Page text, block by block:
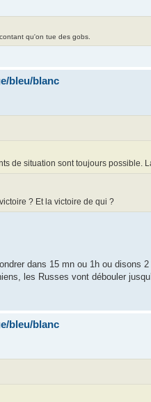
qu'on tue des gobs.
bleu/blanc
de situation sont toujours possible.
? Et la victoire de qui ?
dans 15 mn ou 1h ou
les Russes vont débouler
bleu/blanc